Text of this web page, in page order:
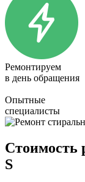
Ремонтируем
в день обращения
Опытные
специалисты
Стоимость
S